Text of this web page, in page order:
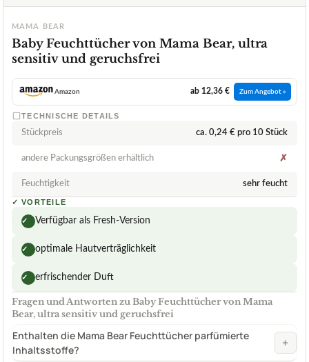
MAMA BEAR
Baby Feuchttücher von Mama Bear, ultra
sensitiv und geruchsfrei
Amazon ab 12,36 € Zum Angebot »
TECHNISCHE DETAILS
Stückpreis ca. 0,24 € pro 10 Stück
andere Packungsgrößen erhältlich ✗
Feuchtigkeit sehr feucht
✓ VORTEILE
✓ Verfügbar als Fresh-Version
✓ optimale Hautverträglichkeit
✓ erfrischender Duft
Fragen und Antworten zu Baby Feuchttücher von Mama
Bear, ultra sensitiv und geruchsfrei
Enthalten die Mama Bear Feuchttücher parfümierte
Inhaltsstoffe?
+